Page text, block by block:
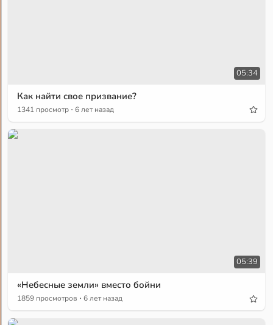
05:34
Как найти свое призвание?
1341 просмотр · 6 лет назад
05:39
«Небесные земли» вместо бойни
1859 просмотров · 6 лет назад